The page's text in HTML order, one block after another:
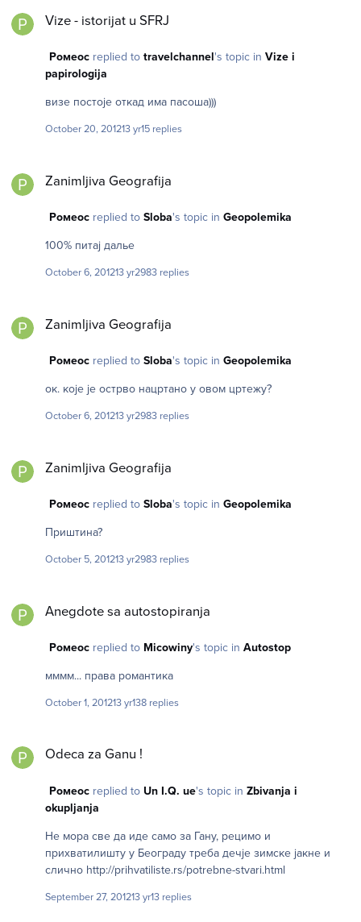
Vize - istorijat u SFRJ
Ромеосreplied to travelchannel's topic in Vize i
papirologija
визе постоjе откад има пасоша)))
October 20, 201213 yr15 replies
Zanimljiva Geografija
Ромеосreplied to Sloba's topic in Geopolemika
100% питаj далье
October 6, 201213 yr2983 replies
Zanimljiva Geografija
Ромеосreplied to Sloba's topic in Geopolemika
ок. које је острво нацртано у овом цртежу?
October 6, 201213 yr2983 replies
Zanimljiva Geografija
Ромеосreplied to Sloba's topic in Geopolemika
Приштина?
October 5, 201213 yr2983 replies
Anegdote sa autostopiranja
Ромеосreplied to Micowiny's topic in Autostop
мммм... права романтика
October 1, 201213 yr138 replies
Odeca za Ganu !
Ромеосreplied to Un I.Q. ue's topic in Zbivanja i
okupljanja
Не мора све да иде само за Гану, рецимо и
прихватилишту у Београду треба дечје зимске јакне и
слично http://prihvatiliste.rs/potrebne-stvari.html
September 27, 201213 yr13 replies